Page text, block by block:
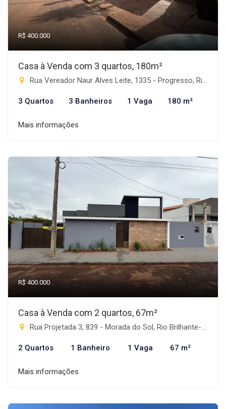
R$ 400.000
Casa à Venda com 3 quartos, 180m²
Rua Vereador Naur Alves Leite, 1335 - Progresso, Rio Brilhante-MS
3 Quartos 3 Banheiros 1 Vaga 180 m²
Mais informações
R$ 400.000
Casa à Venda com 2 quartos, 67m²
Rua Projetada 3, 839 - Morada do Sol, Rio Brilhante-MS
2 Quartos 1 Banheiro 1 Vaga 67 m²
Mais informações